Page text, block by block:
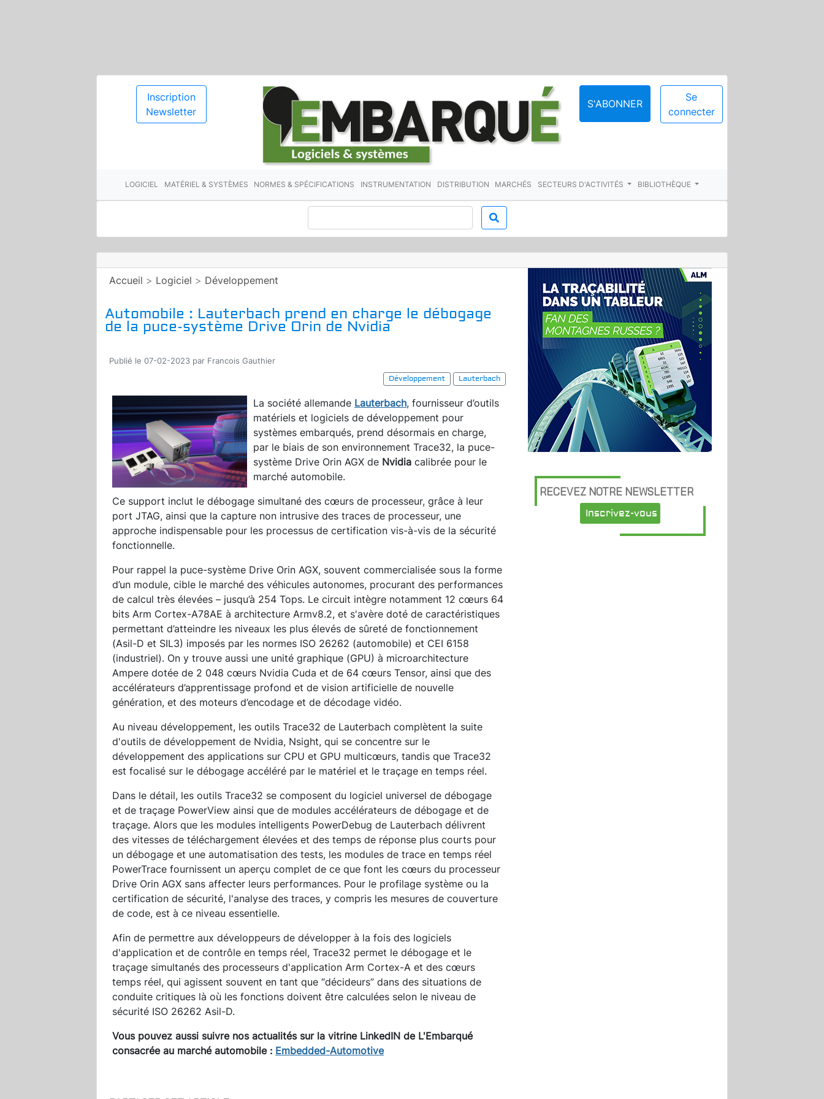
Inscription
Newsletter
S'ABONNER
Se
connecter
LOGICIEL MATÉRIEL & SYSTÈMES NORMES & SPÉCIFICATIONS INSTRUMENTATION DISTRIBUTION MARCHÉS SECTEURS D'ACTIVITÉS BIBLIOTHÈQUE
Accueil > Logiciel > Développement
Automobile : Lauterbach prend en charge le débogage
de la puce-système Drive Orin de Nvidia
Publié le 07-02-2023 par Francois Gauthier
Développement
Lauterbach
La société allemande Lauterbach, fournisseur d’outils
matériels et logiciels de développement pour
systèmes embarqués, prend désormais en charge,
par le biais de son environnement Trace32, la puce-
système Drive Orin AGX de Nvidia calibrée pour le
marché automobile.
Ce support inclut le débogage simultané des cœurs de processeur, grâce à leur
port JTAG, ainsi que la capture non intrusive des traces de processeur, une
approche indispensable pour les processus de certification vis-à-vis de la sécurité
fonctionnelle.
Pour rappel la puce-système Drive Orin AGX, souvent commercialisée sous la forme
d’un module, cible le marché des véhicules autonomes, procurant des performances
de calcul très élevées – jusqu’à 254 Tops. Le circuit intègre notamment 12 cœurs 64
bits Arm Cortex-A78AE à architecture Armv8.2, et s'avère doté de caractéristiques
permettant d’atteindre les niveaux les plus élevés de sûreté de fonctionnement
(Asil-D et SIL3) imposés par les normes ISO 26262 (automobile) et CEI 6158
(industriel). On y trouve aussi une unité graphique (GPU) à microarchitecture
Ampere dotée de 2 048 cœurs Nvidia Cuda et de 64 cœurs Tensor, ainsi que des
accélérateurs d’apprentissage profond et de vision artificielle de nouvelle
génération, et des moteurs d’encodage et de décodage vidéo.
Au niveau développement, les outils Trace32 de Lauterbach complètent la suite
d'outils de développement de Nvidia, Nsight, qui se concentre sur le
développement des applications sur CPU et GPU multicœurs, tandis que Trace32
est focalisé sur le débogage accéléré par le matériel et le traçage en temps réel.
Dans le détail, les outils Trace32 se composent du logiciel universel de débogage
et de traçage PowerView ainsi que de modules accélérateurs de débogage et de
traçage. Alors que les modules intelligents PowerDebug de Lauterbach délivrent
des vitesses de téléchargement élevées et des temps de réponse plus courts pour
un débogage et une automatisation des tests, les modules de trace en temps réel
PowerTrace fournissent un aperçu complet de ce que font les cœurs du processeur
Drive Orin AGX sans affecter leurs performances. Pour le profilage système ou la
certification de sécurité, l'analyse des traces, y compris les mesures de couverture
de code, est à ce niveau essentielle.
Afin de permettre aux développeurs de développer à la fois des logiciels
d'application et de contrôle en temps réel, Trace32 permet le débogage et le
traçage simultanés des processeurs d'application Arm Cortex-A et des cœurs
temps réel, qui agissent souvent en tant que “décideurs” dans des situations de
conduite critiques là où les fonctions doivent être calculées selon le niveau de
sécurité ISO 26262 Asil-D.
Vous pouvez aussi suivre nos actualités sur la vitrine LinkedIN de L'Embarqué
consacrée au marché automobile : Embedded-Automotive
RECEVEZ NOTRE NEWSLETTER
Inscrivez-vous